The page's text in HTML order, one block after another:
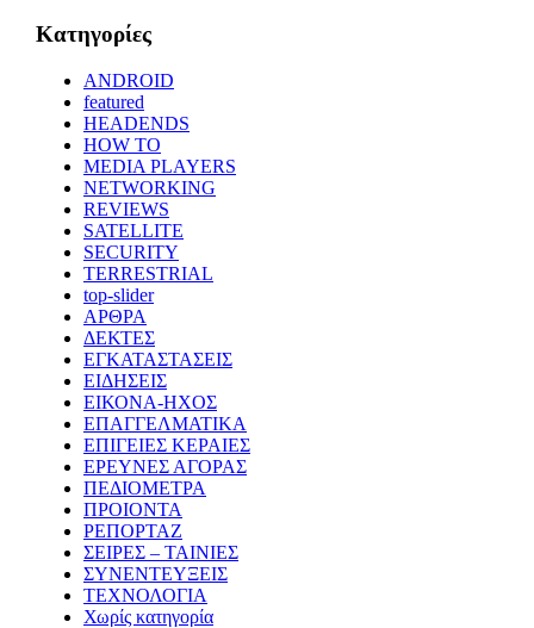
Kατηγορίες
ANDROID
featured
HEADENDS
HOW TO
MEDIA PLAYERS
NETWORKING
REVIEWS
SATELLITE
SECURITY
TERRESTRIAL
top-slider
ΑΡΘΡΑ
ΔΕΚΤΕΣ
ΕΓΚΑΤΑΣΤΑΣΕΙΣ
ΕΙΔΗΣΕΙΣ
ΕΙΚΟΝΑ-ΗΧΟΣ
ΕΠΑΓΓΕΛΜΑΤΙΚΑ
ΕΠΙΓΕΙΕΣ ΚΕΡΑΙΕΣ
ΕΡΕΥΝΕΣ ΑΓΟΡΑΣ
ΠΕΔΙΟΜΕΤΡΑ
ΠΡΟΙΟΝΤΑ
ΡΕΠΟΡΤΑΖ
ΣΕΙΡΕΣ – ΤΑΙΝΙΕΣ
ΣΥΝΕΝΤΕΥΞΕΙΣ
ΤΕΧΝΟΛΟΓΙΑ
Χωρίς κατηγορία